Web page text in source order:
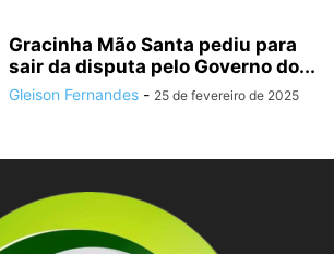
Gracinha Mão Santa pediu para
sair da disputa pelo Governo do...
Gleison Fernandes - 25 de fevereiro de 2025